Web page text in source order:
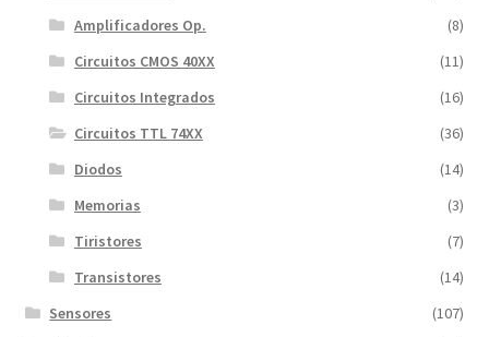
Amplificadores Op.
(8)
Circuitos CMOS 40XX
(11)
Circuitos Integrados
(16)
Circuitos TTL 74XX
(36)
Diodos
(14)
Memorias
(3)
Tiristores
(7)
Transistores
(14)
Sensores
(107)